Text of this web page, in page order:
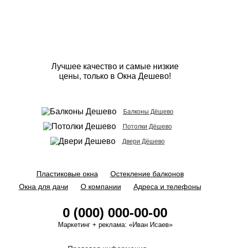
Лучшее качество и самые низкие
цены, только в Окна Дешево!
Балконы Дёшево
Потолки Дёшево
Двери Дёшево
Пластиковые окна
Остекление балконов
Окна для дачи
О компании Адреса и телефоны
0 (000) 000-00-00
Маркетинг + реклама: «Иван Исаев»